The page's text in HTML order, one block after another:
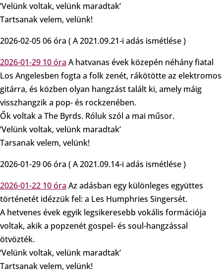
‘Velünk voltak, velünk maradtak’
Tartsanak velem, velünk!
2026-02-05 06 óra ( A 2021.09.21-i adás ismétlése )
2026-01-29 10 óra A hatvanas évek közepén néhány fiatal
Los Angelesben fogta a folk zenét, rákötötte az elektromos
gitárra, és közben olyan hangzást talált ki, amely máig
visszhangzik a pop- és rockzenében.
Ők voltak a The Byrds. Róluk szól a mai műsor.
‘Velünk voltak, velünk maradtak’
Tarsanak velem, velünk!
2026-01-29 06 óra ( A 2021.09.14-i adás ismétlése )
2026-01-22 10 óra Az adásban egy különleges együttes
történetét idézzük fel: a Les Humphries Singersét.
A hetvenes évek egyik legsikeresebb vokális formációja
voltak, akik a popzenét gospel- és soul-hangzással
ötvözték.
‘Velünk voltak, velünk maradtak’
Tartsanak velem, velünk!